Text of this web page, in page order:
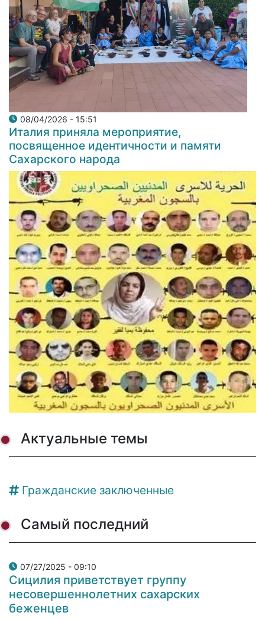
08/04/2026 - 15:51
Италия приняла мероприятие,
посвященное идентичности и памяти
Сахарского народа
Актуальные темы
Гражданские заключенные
Самый последний
07/27/2025 - 09:10
Сицилия приветствует группу
несовершеннолетних сахарских
беженцев